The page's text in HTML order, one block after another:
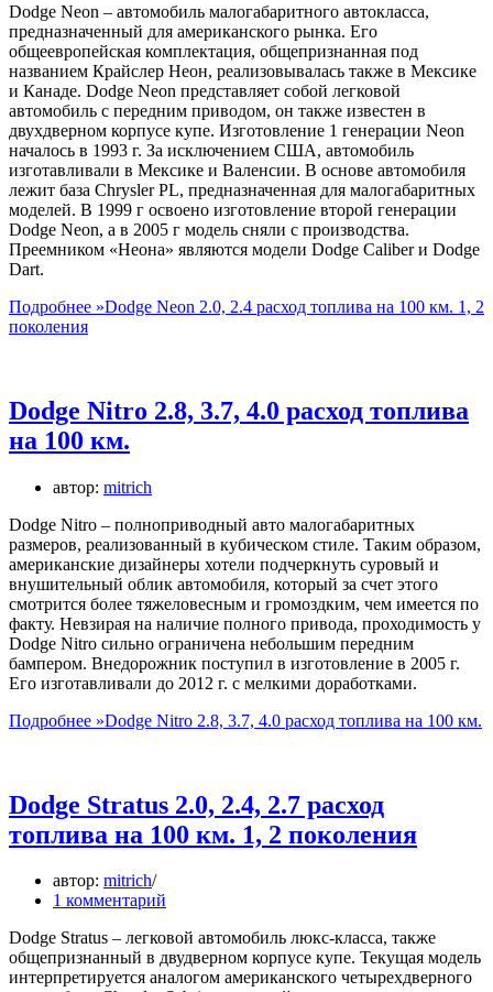
Dodge Neon – автомобиль малогабаритного автокласса,
предназначенный для американского рынка. Его
общеевропейская комплектация, общепризнанная под
названием Крайслер Неон, реализовывалась также в Мексике
и Канаде. Dodge Neon представляет собой легковой
автомобиль с передним приводом, он также известен в
двухдверном корпусе купе. Изготовление 1 генерации Neon
началось в 1993 г. За исключением США, автомобиль
изготавливали в Мексике и Валенсии. В основе автомобиля
лежит база Chrysler PL, предназначенная для малогабаритных
моделей. В 1999 г освоено изготовление второй генерации
Dodge Neon, а в 2005 г модель сняли с производства.
Преемником «Неона» являются модели Dodge Caliber и Dodge
Dart.
Подробнее »Dodge Neon 2.0, 2.4 расход топлива на 100 км. 1, 2
поколения
Dodge Nitro 2.8, 3.7, 4.0 расход топлива
на 100 км.
автор: mitrich
Dodge Nitro – полноприводный авто малогабаритных
размеров, реализованный в кубическом стиле. Таким образом,
американские дизайнеры хотели подчеркнуть суровый и
внушительный облик автомобиля, который за счет этого
смотрится более тяжеловесным и громоздким, чем имеется по
факту. Невзирая на наличие полного привода, проходимость у
Dodge Nitro сильно ограничена небольшим передним
бампером. Внедорожник поступил в изготовление в 2005 г.
Его изготавливали до 2012 г. с мелкими доработками.
Подробнее »Dodge Nitro 2.8, 3.7, 4.0 расход топлива на 100 км.
Dodge Stratus 2.0, 2.4, 2.7 расход
топлива на 100 км. 1, 2 поколения
автор: mitrich
1 комментарий
Dodge Stratus – легковой автомобиль люкс-класса, также
общепризнанный в двудверном корпусе купе. Текущая модель
интерпретируется аналогом американского четырехдверного